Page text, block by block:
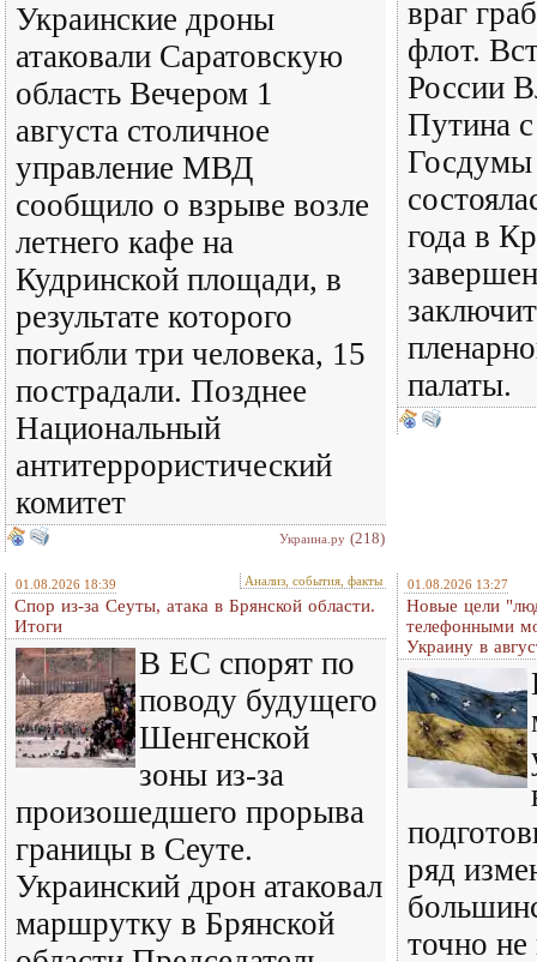
Украинские дроны
атаковали Саратовскую
область Вечером 1
августа столичное
управление МВД
сообщило о взрыве возле
летнего кафе на
Кудринской площади, в
результате которого
погибли три человека, 15
пострадали. Позднее
Национальный
антитеррористический
комитет
Украина.ру (218)
враг
флот.
России
Путина
года в
палаты.
01.08.2026 18:39 Анализ, события, факты
Спор из-за Сеуты, атака в Брянской области.
Итоги
В ЕС спорят по
поводу будущего
Шенгенской
зоны из-за
произошедшего прорыва
границы в Сеуте.
Украинский дрон атаковал
маршрутку в Брянской
01.08.2026 13:27
Новые цели
телефонными
Украину в
ряд
точно не